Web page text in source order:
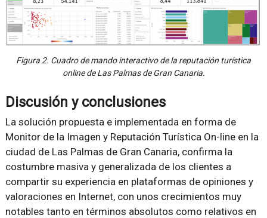
Figura 2. Cuadro de mando interactivo de la reputación turística
online de Las Palmas de Gran Canaria.
Discusión y conclusiones
La solución propuesta e implementada en forma de
Monitor de la Imagen y Reputación Turística On-line en la
ciudad de Las Palmas de Gran Canaria, confirma la
costumbre masiva y generalizada de los clientes a
compartir su experiencia en plataformas de opiniones y
valoraciones en Internet, con unos crecimientos muy
notables tanto en términos absolutos como relativos en